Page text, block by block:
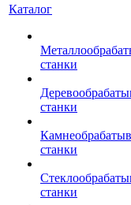
Каталог
станки
станки
станки
станки